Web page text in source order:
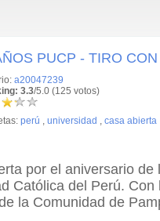
PUCP - TIRO
a20047239
3.3/5.0 (125 votos)
perú , universidad , casa abierta
por el aniversario de
Católica del Perú.
la Comunidad de